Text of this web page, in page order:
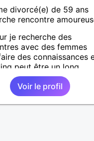
divorcé(e) de 59 ans
rencontre
je recherche des
avec des femmes
des connaissances
peut être un long
Je laisse le destin nous
Je suis un homme
et fidèle.
Voir le profil